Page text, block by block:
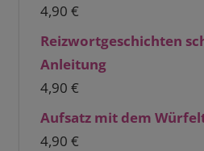
4,90 €
Reizwortgeschichten
Anleitung
4,90 €
Aufsatz mit dem
4,90 €